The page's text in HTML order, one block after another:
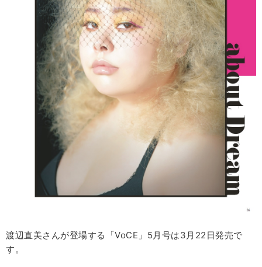
渡辺直美さんが登場する「VoCE」5月号は3月22日発売で
す。